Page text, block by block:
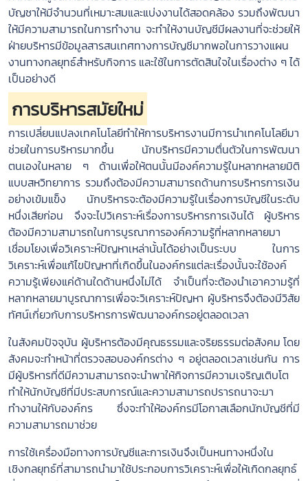
บัญชาให้มีจำนวนที่เหมาะสมและแบ่งงานได้สอดคล้อง รวมถึงพัฒนา
ให้มีความสามารถในการทำงาน จะทำให้งานบัญชีมีผลงานที่จะช่วยให้
ฝ่ายบริหารมีข้อมูลสารสนเทศทางการบัญชีมากพอในการวางแผน
งานทางกลยุทธ์สำหรับกิจการ และใช้ในการตัดสินใจในเรื่องต่าง ๆ ได้
เป็นอย่างดี
การบริหารสมัยใหม่
การเปลี่ยนแปลงเทคโนโลยีทำให้การบริหารงานมีการนำเทคโนโลยีมา
ช่วยในการบริหารมากขึ้น นักบริหารมีความตื่นตัวในการพัฒนา
ตนเองในหลาย ๆ ด้านเพื่อให้ตนนั้นมีองค์ความรู้ในหลากหลายมิติ
แบบสหวิทยาการ รวมถึงต้องมีความสามารถด้านการบริหารการเงิน
อย่างเข้มแข็ง นักบริหารจะต้องมีความรู้ในเรื่องการบัญชีในระดับ
หนึ่งเสียก่อน จึงจะไปวิเคราะห์เรื่องการบริหารการเงินได้ ผู้บริหาร
ต้องมีความสามารถในการบูรณาการองค์ความรู้ที่หลากหลายมา
เชื่อมโยงเพื่อวิเคราะห์ปัญหาเหล่านั้นได้อย่างเป็นระบบ ในการ
วิเคราะห์เพื่อแก้ไขปัญหาที่เกิดขึ้นในองค์กรแต่ละเรื่องนั้นจะใช้องค์
ความรู้เพียงแค่ด้านใดด้านหนึ่งไม่ได้ จำเป็นที่จะต้องนำเอาความรู้ที่
หลากหลายมาบูรณาการเพื่อจะวิเคราะห์ปัญหา ผู้บริหารจึงต้องมีวิสัย
ทัศน์เกี่ยวกับการบริหารการพัฒนาองค์กรอยู่ตลอดเวลา
ในสังคมปัจจุบัน ผู้บริหารต้องมีคุณธรรมและจริยธรรมต่อสังคม โดย
สังคมจะทำหน้าที่ตรวจสอบองค์กรต่าง ๆ อยู่ตลอดเวลาเช่นกัน การ
มีผู้บริหารที่ดีมีความสามารถจะนำพาให้กิจการมีความเจริญเติบโต
ทำให้นักบัญชีที่มีประสบการณ์และความสามารถปรารถนาจะมา
ทำงานให้กับองค์กร ซึ่งจะทำให้องค์กรมีโอกาสเลือกนักบัญชีที่มี
ความสามารถมาช่วย
การใช้เครื่องมือทางการบัญชีและการเงินจึงเป็นหนทางหนึ่งใน
เชิงกลยุทธ์ที่สามารถนำมาใช้ประกอบการวิเคราะห์เพื่อให้เกิดกลยุทธ์